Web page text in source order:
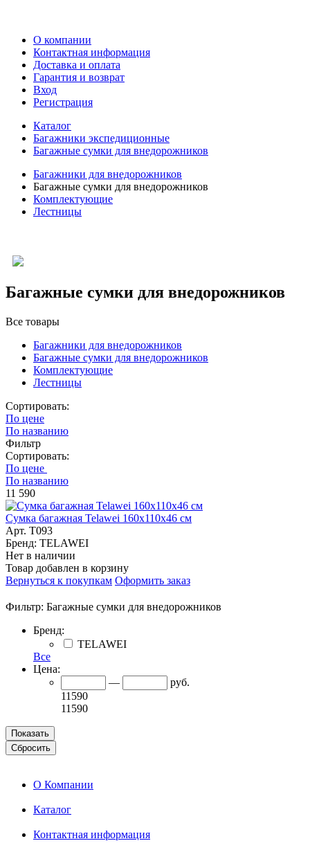
О компании
Контактная информация
Доставка и оплата
Гарантия и возврат
Вход
Регистрация
Каталог
Багажники экспедиционные
Багажные сумки для внедорожников
Багажники для внедорожников
Багажные сумки для внедорожников
Комплектующие
Лестницы
Багажные сумки для внедорожников
Все товары
Багажники для внедорожников
Багажные сумки для внедорожников
Комплектующие
Лестницы
Сортировать:
По цене
По названию
Фильтр
Сортировать:
По цене
По названию
11 590
Сумка багажная Telawei 160х110х46 см
Арт. T093
Бренд: TELAWEI
Нет в наличии
Товар добавлен в корзину
Вернуться к покупкам Оформить заказ
Фильтр: Багажные сумки для внедорожников
Бренд:
TELAWEI
Все
Цена:
—
руб.
11590
11590
О Компании
Каталог
Контактная информация